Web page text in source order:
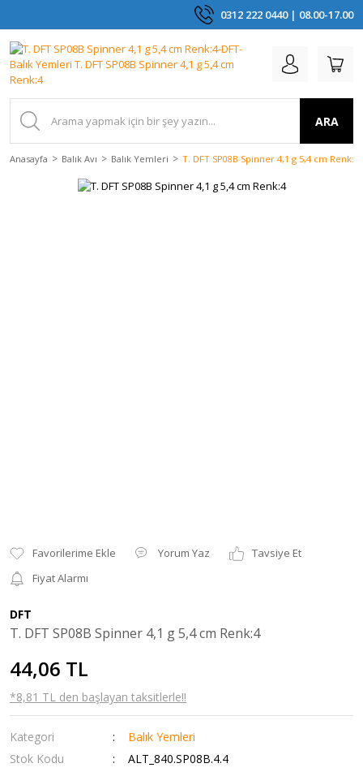
0312 222 0440 | 08.00-17.00
ARA
Anasayfa Balık Avı Balık Yemleri T. DFT SP08B Spinner 4,1 g 5,4 cm Renk:4
Yorum Yaz
Tavsiye Et
Fiyat Alarmı
DFT
T. DFT SP08B Spinner 4,1 g 5,4 cm Renk:4
44,06 TL
*8,81 TL den başlayan taksitlerle!!
Kategori
Balık Yemleri
Stok Kodu
ALT_840.SP08B.4.4